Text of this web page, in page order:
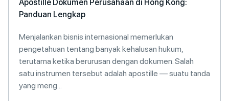
Apostille Dokumen Perusahaan di Hong Kong:
Panduan Lengkap
Menjalankan bisnis internasional memerlukan
pengetahuan tentang banyak kehalusan hukum,
terutama ketika berurusan dengan dokumen. Salah
satu instrumen tersebut adalah apostille — suatu tanda
yang meng...